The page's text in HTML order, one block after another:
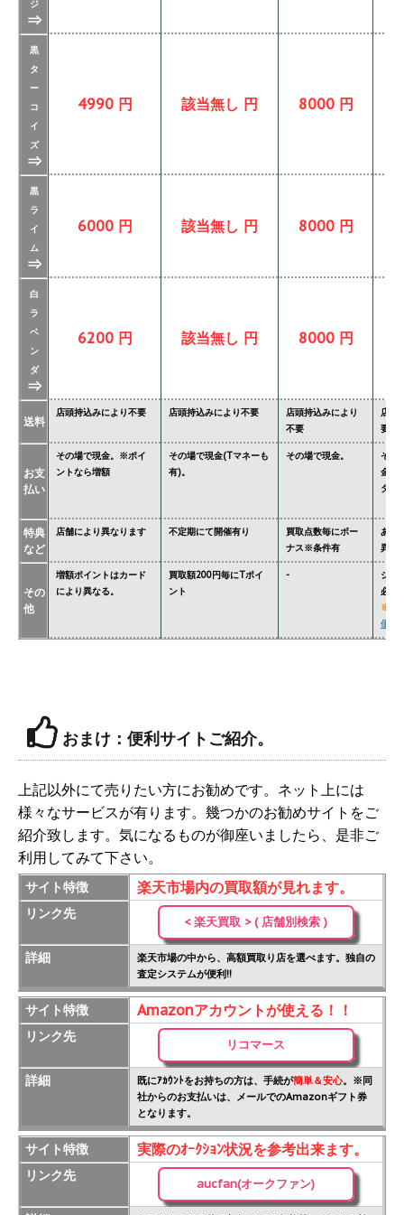
ジ
⇒
黒
タ
ー
コ
イ
ズ
⇒
4990 円 該当無し 円 8000 円
黒
ラ
イ
ム
⇒
6000 円 該当無し 円 8000 円
白
ラ
ベ
ン
ダ
⇒
6200 円 該当無し 円 8000 円
送料
店頭持込みにより不要 店頭持込みにより不要
店頭持込みにより
不要
店頭
要
お支
払い
その場で現金。※ポイ
ントなら増額
その場で現金(Tマネーも
有)。
その場で現金。
その
金額
ター'
特典
など
店舗により異なります 不定期にて開催有り
買取点数毎にボー
ナス※条件有
あり
異な
その
他
増額ポイントはカード
により異なる。
買取額200円毎にTポイ
ント
-
ジョ
必要
※
価格
おまけ：便利サイトご紹介。
上記以外にて売りたい方にお勧めです。ネット上には
様々なサービスが有ります。幾つかのお勧めサイトをご
紹介致します。気になるものが御座いましたら、是非ご
利用してみて下さい。
サイト特徴 楽天市場内の買取額が見れます。
リンク先
< 楽天買取 > ( 店舗別検索 )
詳細
楽天市場の中から、高額買取り店を選べます。独自の
査定システムが便利!!
サイト特徴 Amazonアカウントが使える！！
リンク先
リコマース
詳細 既にｱｶｳﾝﾄをお持ちの方は、手続が簡単＆安心。※同
社からのお支払いは、メールでのAmazonギフト券
となります。
サイト特徴 実際のｵｰｸｼｮﾝ状況を参考出来ます。
リンク先
aucfan(オークファン)